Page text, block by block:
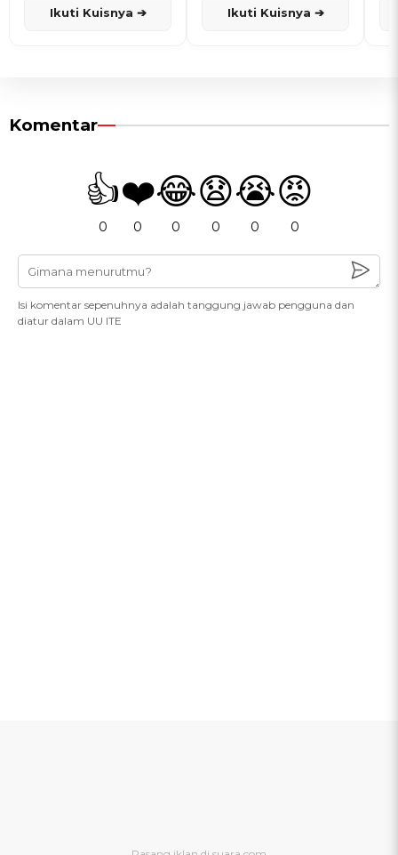
Ikuti Kuisnya ➔ Ikuti Kuisnya ➔
Komentar
👍
0
❤️
0
😂
0
😧
0
😭
0
😡
0
Isi komentar sepenuhnya adalah tanggung jawab pengguna dan
diatur dalam UU ITE